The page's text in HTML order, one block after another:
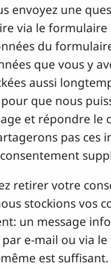
envoyez une
via le formulaire
du
que vous y
aussi
pour que nous
et répondre le
pas ces
retirer votre
stockions vos
un message
e-mail ou via
est suffisant.